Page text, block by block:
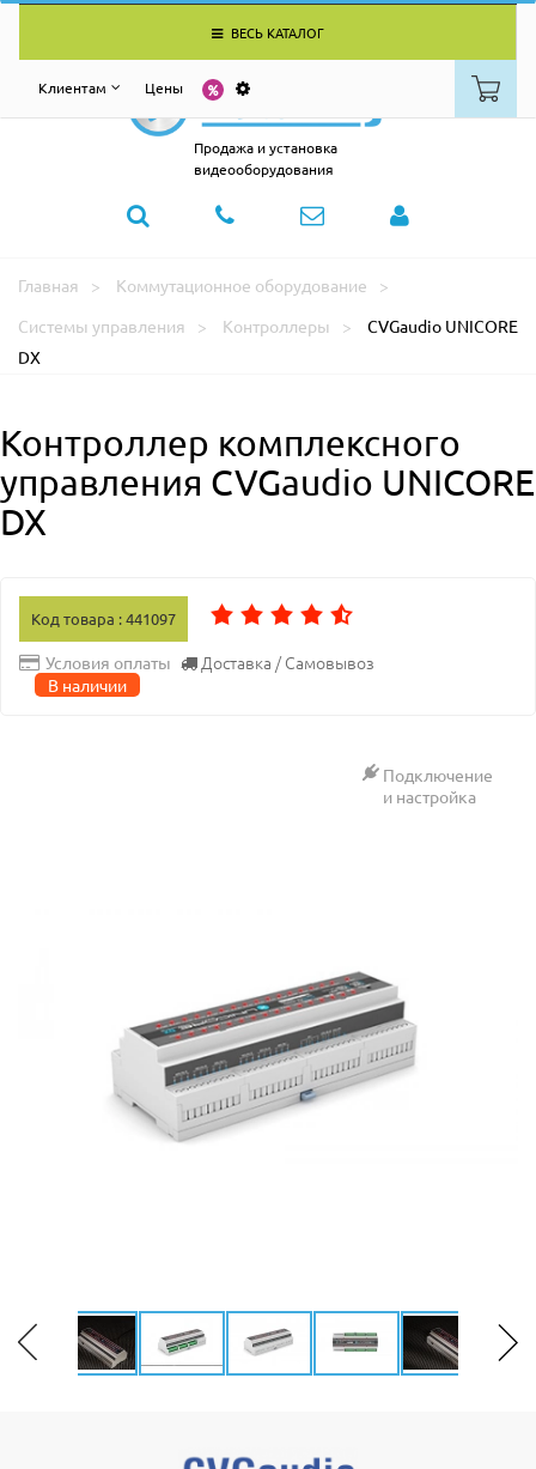
ВЕСЬ КАТАЛОГ
Клиентам Цены
Продажа и установка
видеооборудования
Главная
Коммутационное оборудование
Системы управления
Контроллеры
CVGaudio UNICORE
DX
Контроллер комплексного
управления CVGaudio UNICORE
DX
Код товара : 441097
Условия оплаты Доставка / Самовывоз
В наличии
Подключение
и настройка